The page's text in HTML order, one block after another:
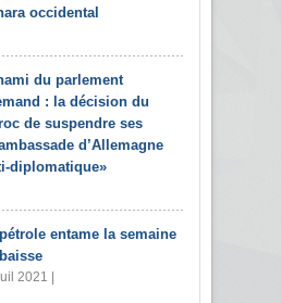
occidental
du parlement
: la décision du
de suspendre ses
d’Allemagne
diplomatique»
entame la semaine
2021 |